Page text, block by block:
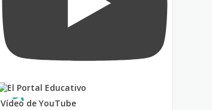
Vídeo de YouTube